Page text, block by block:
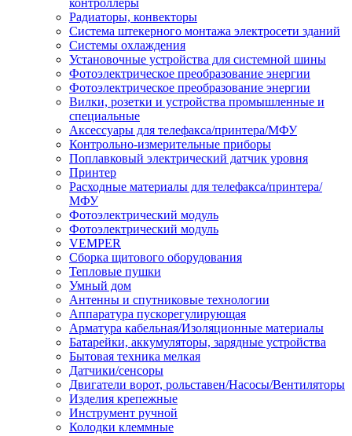
контроллеры
Радиаторы, конвекторы
Система штекерного монтажа электросети зданий
Системы охлаждения
Установочные устройства для системной шины
Фотоэлектрическое преобразование энергии
Фотоэлектрическое преобразование энергии
Вилки, розетки и устройства промышленные и
специальные
Аксессуары для телефакса/принтера/МФУ
Контрольно-измерительные приборы
Поплавковый электрический датчик уровня
Принтер
Расходные материалы для телефакса/принтера/
МФУ
Фотоэлектрический модуль
Фотоэлектрический модуль
VEMPER
Сборка щитового оборудования
Тепловые пушки
Умный дом
Антенны и спутниковые технологии
Аппаратура пускорегулирующая
Арматура кабельная/Изоляционные материалы
Батарейки, аккумуляторы, зарядные устройства
Бытовая техника мелкая
Датчики/сенсоры
Двигатели ворот, рольставен/Насосы/Вентиляторы
Изделия крепежные
Инструмент ручной
Колодки клеммные